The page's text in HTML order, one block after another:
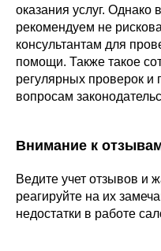
оказания услуг. Однако
рекомендуем не
консультантам для
помощи. Также такое
регулярных проверок и
вопросам
Внимание к
Ведите учет отзывов и
реагируйте на их
недостатки в работе